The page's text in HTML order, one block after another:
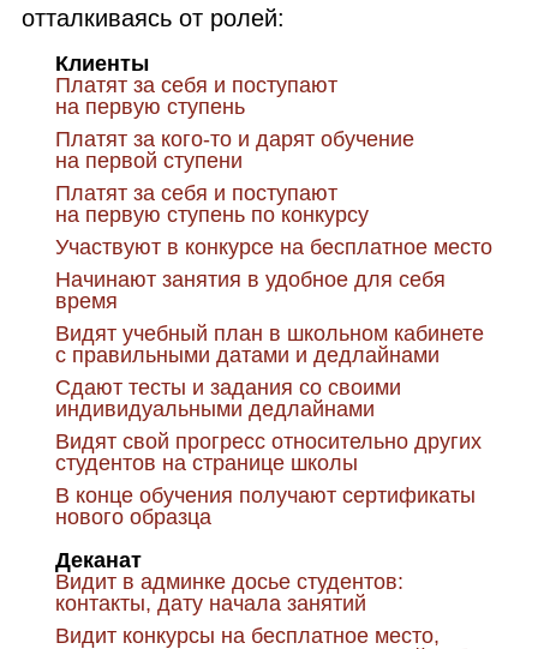
отталкиваясь от ролей:
Клиенты
Платят за себя и поступают
на первую ступень
Платят за кого‑то и дарят обучение
на первой ступени
Платят за себя и поступают
на первую ступень по конкурсу
Участвуют в конкурсе на бесплатное место
Начинают занятия в удобное для себя
время
Видят учебный план в школьном кабинете
с правильными датами и дедлайнами
Сдают тесты и задания со своими
индивидуальными дедлайнами
Видят свой прогресс относительно других
студентов на странице школы
В конце обучения получают сертификаты
нового образца
Деканат
Видит в админке досье студентов:
контакты, дату начала занятий
Видит конкурсы на бесплатное место,